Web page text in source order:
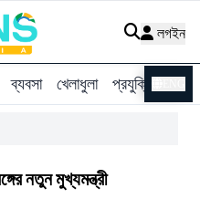
লগইন
ব্যবসা খেলাধুলা প্রযুক্তি
নতুন মুখ্যমন্ত্রী